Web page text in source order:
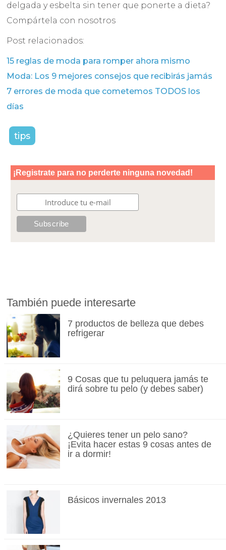
delgada y esbelta sin tener que ponerte a dieta?
Compártela con nosotros
Post relacionados:
15 reglas de moda para romper ahora mismo
Moda: Los 9 mejores consejos que recibirás jamás
7 errores de moda que cometemos TODOS los
días
tips
También puede interesarte
7 productos de belleza que debes
refrigerar
9 Cosas que tu peluquera jamás te
dirá sobre tu pelo (y debes saber)
¿Quieres tener un pelo sano?
¡Evita hacer estas 9 cosas antes de
ir a dormir!
Básicos invernales 2013